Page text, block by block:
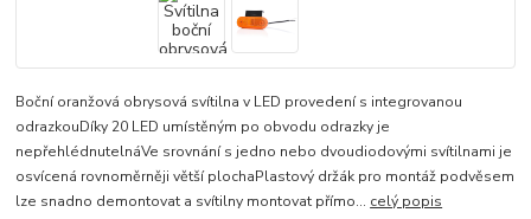
Boční oranžová obrysová svítilna v LED provedení s integrovanou
odrazkouDíky 20 LED umístěným po obvodu odrazky je
nepřehlédnutelnáVe srovnání s jedno nebo dvoudiodovými svítilnami je
osvícená rovnoměrněji větší plochaPlastový držák pro montáž podvěsem
lze snadno demontovat a svítilny montovat přímo... celý popis